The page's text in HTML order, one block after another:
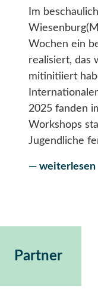
Im
Wochen ein
realisiert, das
mitinitiiert
2025 fanden
Workshops
Jugendliche
— weiterlesen
Partner